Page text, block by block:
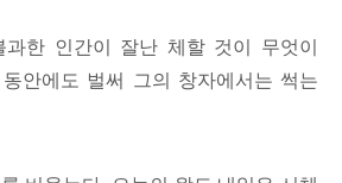
한 인간이 잘난 체할 것이 무엇이
안에도 벌써 그의 창자에서는 썩는